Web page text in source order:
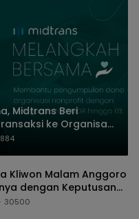
Midtrans Beri
ke Organisasi
Kliwon Malam Anggoro
dengan Keputusan
30500